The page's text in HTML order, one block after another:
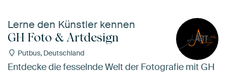
Lerne den Künstler kennen
GH Foto & Artdesign
Putbus, Deutschland
Entdecke die fesselnde Welt der Fotografie mit GH